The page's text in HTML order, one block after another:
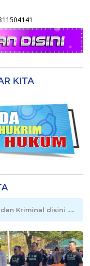
0811504141
KITA
Kriminal disini .....